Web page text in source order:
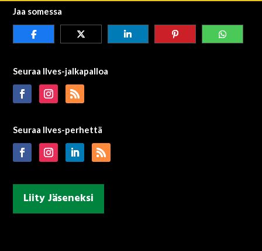
Jaa somessa
Seuraa Ilves-jalkapalloa
Seuraa Ilves-perhettä
Liity Jäseneksi